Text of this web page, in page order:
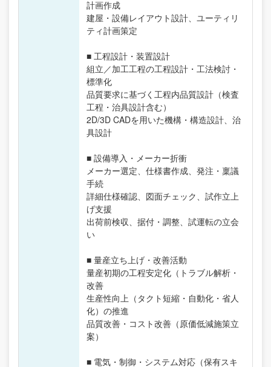
計画作成
建屋・設備レイアウト設計、ユーティリ
ティ計画策定
■ 工程設計・装置設計
組立／加工工程の工程設計・工法検討・
標準化
品質要求に基づく工程内品質設計（検査
工程・治具設計含む）
2D/3D CADを用いた機構・構造設計、治
具設計
■ 設備導入・メーカー折衝
メーカー選定、仕様書作成、発注・稟議
手続
詳細仕様確認、図面チェック、試作立上
げ支援
出荷前検収、据付・調整、試運転の立会
い
■ 量産立ち上げ・改善活動
量産初期の工程安定化（トラブル解析・
改善
生産性向上（タクト短縮・自動化・省人
化）の推進
品質改善・コスト改善（原価低減施策立
案）
■ 電気・制御・システム対応（保有スキ